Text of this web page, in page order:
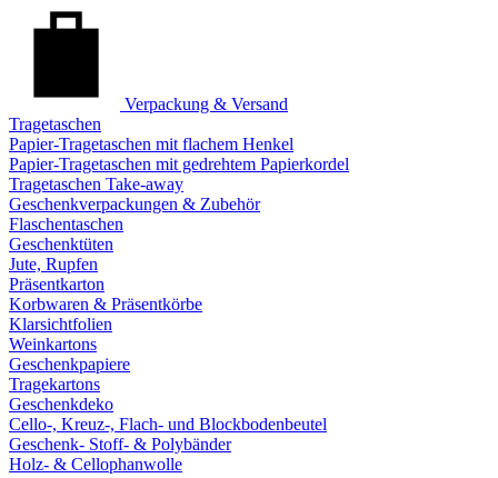
Verpackung & Versand
Tragetaschen
Papier-Tragetaschen mit flachem Henkel
Papier-Tragetaschen mit gedrehtem Papierkordel
Tragetaschen Take-away
Geschenkverpackungen & Zubehör
Flaschentaschen
Geschenktüten
Jute, Rupfen
Präsentkarton
Korbwaren & Präsentkörbe
Klarsichtfolien
Weinkartons
Geschenkpapiere
Tragekartons
Geschenkdeko
Cello-, Kreuz-, Flach- und Blockbodenbeutel
Geschenk- Stoff- & Polybänder
Holz- & Cellophanwolle